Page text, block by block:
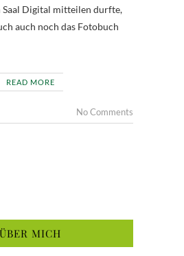
Digital mitteilen durfte,
auch noch das Fotobuch
READ MORE
No Comments
ÜBER MICH